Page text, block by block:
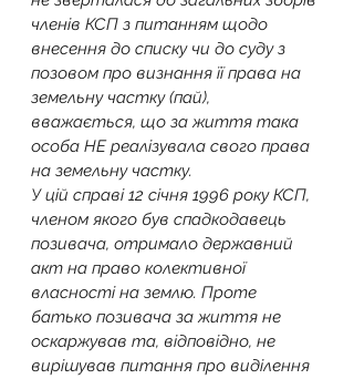
членів КСП з питанням щодо
внесення до списку чи до суду з
позовом про визнання її права на
земельну частку (пай),
вважається, що за життя така
особа НЕ реалізувала свого права
на земельну частку.
У цій справі 12 січня 1996 року КСП,
членом якого був спадкодавець
позивача, отримало державний
акт на право колективної
власності на землю. Проте
батько позивача за життя не
оскаржував та, відповідно, не
вирішував питання про виділення